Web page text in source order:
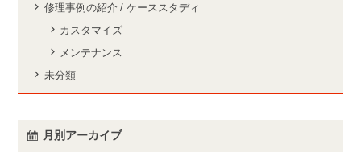
修理事例の紹介 / ケーススタディ
カスタマイズ
メンテナンス
未分類
月別アーカイブ